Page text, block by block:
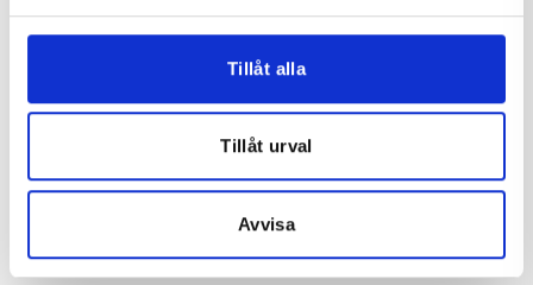
Tillåt alla
Tillåt urval
Avvisa